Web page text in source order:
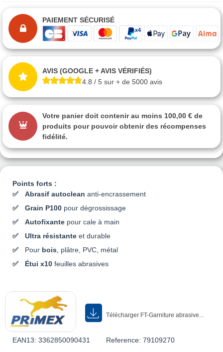
Points forts :
Abrasif autoclean anti-encrassement
Grain P100 pour dégrossissage
Autofixante pour cale à main
Ultra résistante et durable
Pour bois , plâtre, PVC, métal
Étui x10 feuilles abrasives
Télécharger FT-Garniture abrasive...
EAN13: 3362850090431 Reference: 79109270
PAIEMENT SÉCURISÉ
AVIS (GOOGLE + AVIS VÉRIFIÉS)
4.8 / 5 sur + de 5000 avis
Votre panier doit contenir au moins 100,00 € de
produits pour pouvoir obtenir des récompenses
fidélité.